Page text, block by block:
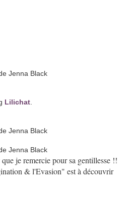
Lilichat
je remercie pour sa gentillesse !!
& l'Evasion" est à découvrir